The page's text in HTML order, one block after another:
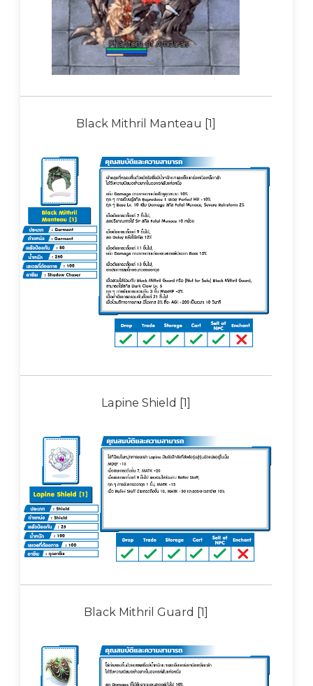
Black Mithril Manteau [1]
Lapine Shield [1]
Black Mithril Guard [1]